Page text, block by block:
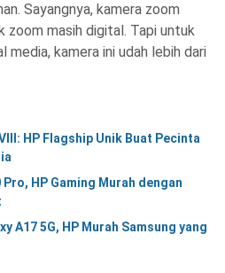
Sayangnya, kamera zoom
zoom masih digital. Tapi untuk
media, kamera ini udah lebih dari
HP Flagship Unik Buat Pecinta
HP Gaming Murah dengan
A17 5G, HP Murah Samsung yang